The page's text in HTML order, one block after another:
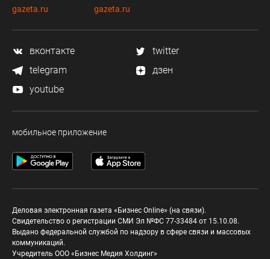
gazeta.ru
gazeta.ru
вконтакте
twitter
telegram
дзен
youtube
мобильное приложение
Деловая электронная газета «Бизнес Online» (на связи).
Свидетельство о регистрации СМИ Эл №ФС 77-33484 от 15.10.08.
Выдано федеральной службой по надзору в сфере связи и массовых
коммуникаций.
Учредитель ООО «Бизнес Медия Холдинг»